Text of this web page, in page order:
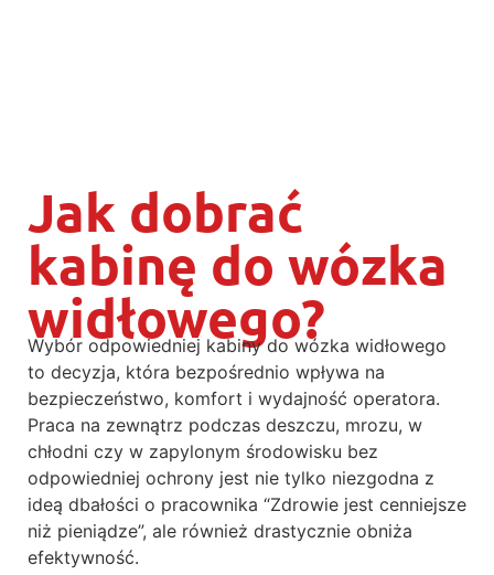
Jak dobrać
kabinę do wózka
widłowego?
Wybór odpowiedniej kabiny do wózka widłowego
to decyzja, która bezpośrednio wpływa na
bezpieczeństwo, komfort i wydajność operatora.
Praca na zewnątrz podczas deszczu, mrozu, w
chłodni czy w zapylonym środowisku bez
odpowiedniej ochrony jest nie tylko niezgodna z
ideą dbałości o pracownika “Zdrowie jest cenniejsze
niż pieniądze”, ale również drastycznie obniża
efektywność.